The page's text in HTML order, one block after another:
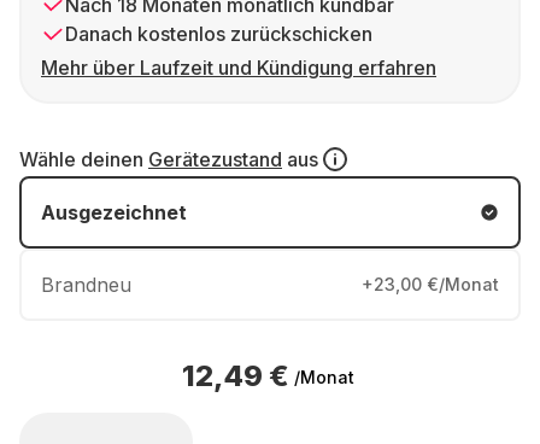
Nach 18 Monaten monatlich kündbar
Danach kostenlos zurückschicken
Mehr über Laufzeit und Kündigung erfahren
Wähle deinen Gerätezustand aus
Ausgezeichnet
Brandneu +23,00 €/Monat
12,49 € /Monat